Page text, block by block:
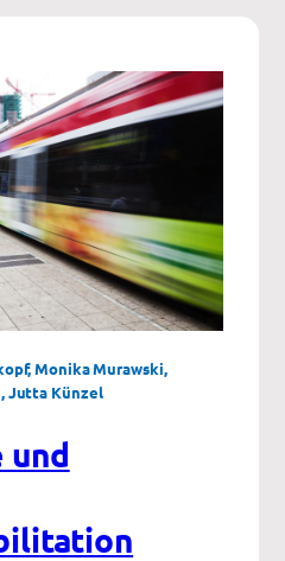
Monika Murawski,
Jutta Künzel
und